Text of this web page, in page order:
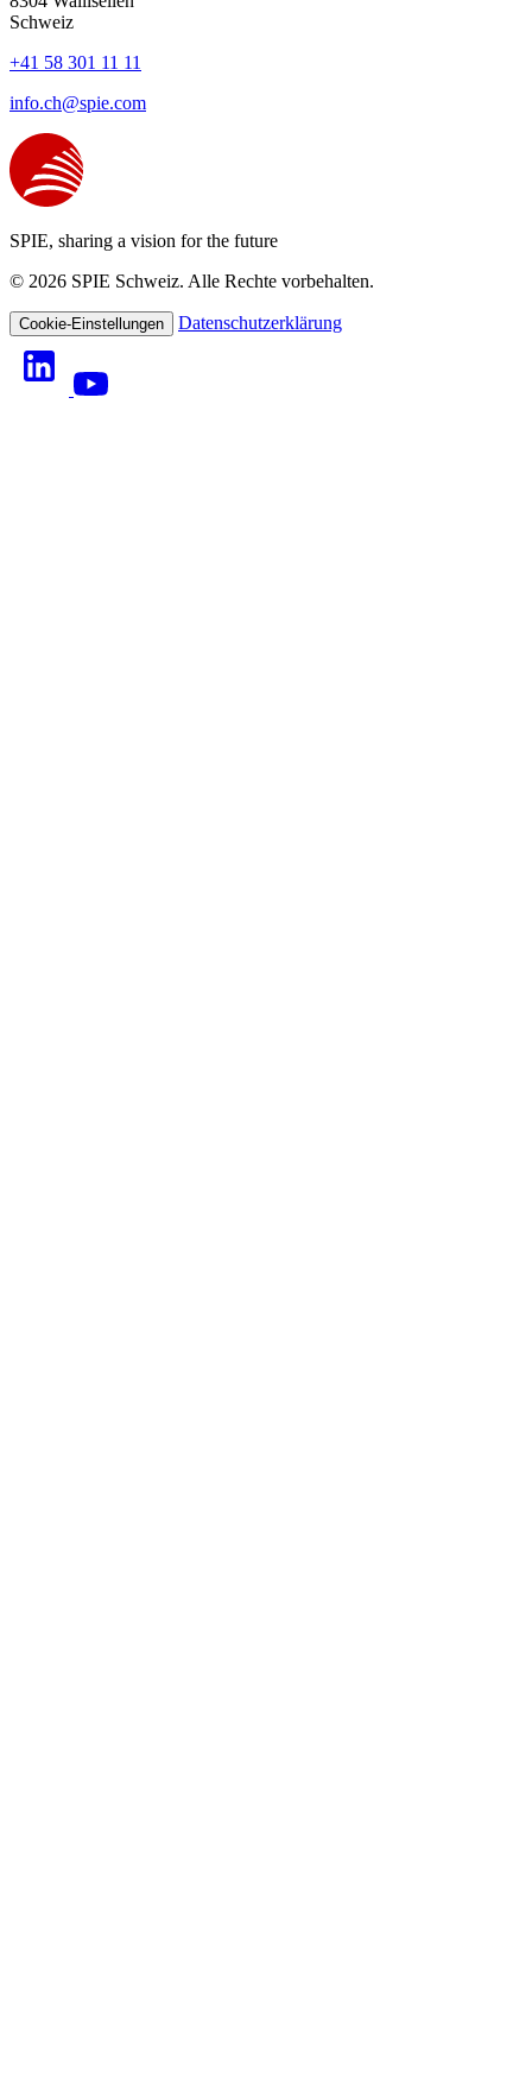
Schweiz
+41 58 301 11 11
info.ch@spie.com
SPIE, sharing a vision for the future
© 2026 SPIE Schweiz. Alle Rechte vorbehalten.
Cookie-Einstellungen Datenschutzerklärung